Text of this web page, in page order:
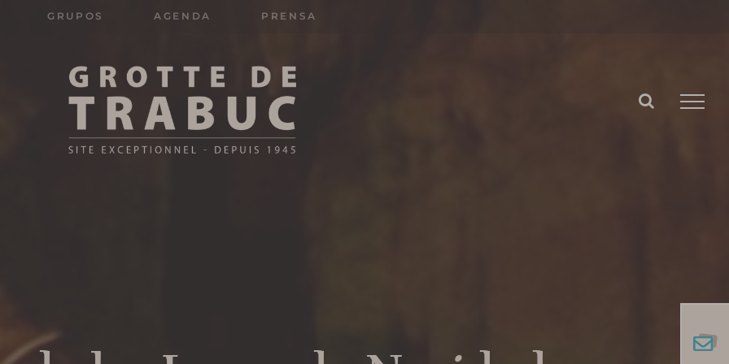
GRUPOS AGENDA PRENSA
Search
for: